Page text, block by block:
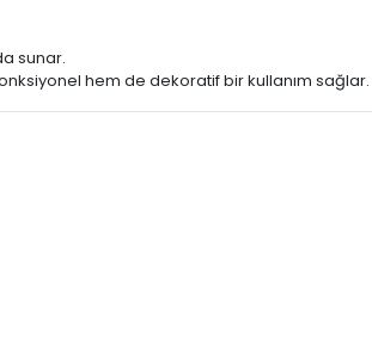
sunar.
hem de dekoratif bir kullanım